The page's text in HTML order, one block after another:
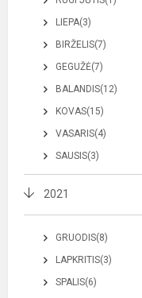
LIEPA(3)
BIRŽELIS(7)
GEGUŽĖ(7)
BALANDIS(12)
KOVAS(15)
VASARIS(4)
SAUSIS(3)
2021
GRUODIS(8)
LAPKRITIS(3)
SPALIS(6)